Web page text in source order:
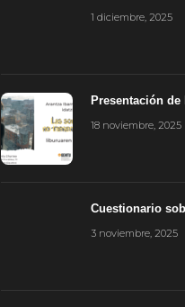
Presentación de libro
noviembre, 2025
1 diciembre, 2025
Presentación
18 noviembre, 2025
Cuestionario
3 noviembre, 2025